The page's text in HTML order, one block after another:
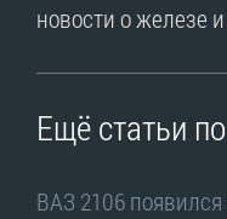
новости о железе
Ещё статьи
ВАЗ 2106 появился